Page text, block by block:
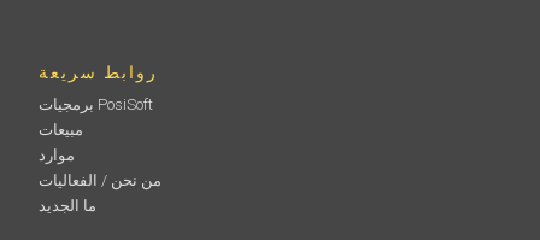
روابط سريعة
برمجيات PosiSoft
مبيعات
موارد
من نحن / الفعاليات
ما الجديد